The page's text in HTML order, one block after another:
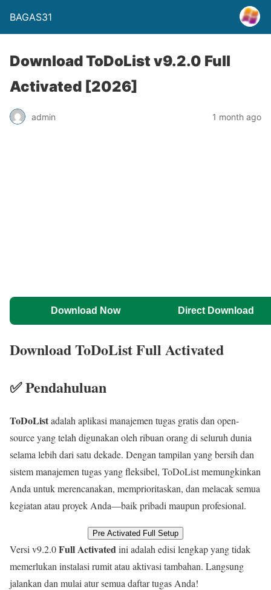
BAGAS31
Download ToDoList v9.2.0 Full
Activated [2026]
admin 1 month ago
Download Now Direct Download
Download ToDoList Full Activated
✅ Pendahuluan
ToDoListadalah aplikasi manajemen tugas gratis dan open-
source yang telah digunakan oleh ribuan orang di seluruh dunia
selama lebih dari satu dekade. Dengan tampilan yang bersih dan
sistem manajemen tugas yang fleksibel, ToDoList memungkinkan
Anda untuk merencanakan, memprioritaskan, dan melacak semua
kegiatan atau proyek Anda—baik pribadi maupun profesional.
Pre Activated Full Setup
Versi v9.2.0Full Activatedini adalah edisi lengkap yang tidak
memerlukan instalasi rumit atau aktivasi tambahan. Langsung
jalankan dan mulai atur semua daftar tugas Anda!